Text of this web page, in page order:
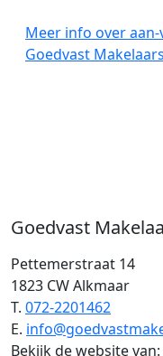
Goedvast
Pettemerstraat 14
1823 CW Alkmaar
T. 072-2201462
E.
Bekijk de website van:
Meer info over
Goedvast